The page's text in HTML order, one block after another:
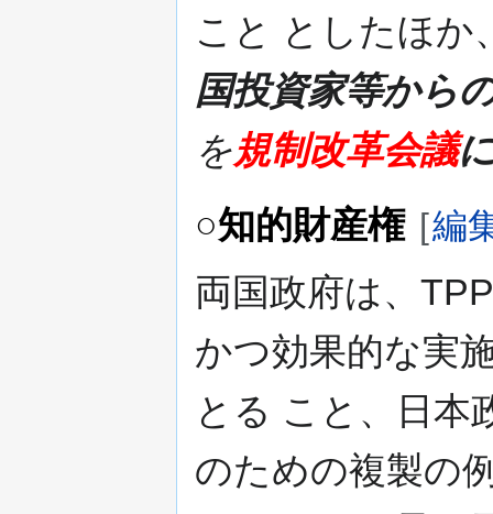
こと としたほか
国投資家等から
を規制改革会議
○知的財産権 [編
両国政府は、
かつ効果的な実
とる こと、日本
のための複製の